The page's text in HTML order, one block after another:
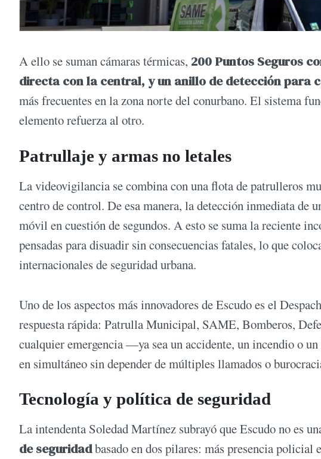
A ello se suman cámaras térmicas, 200 Puntos Seguros
directa con la central, y un anillo de detección para
más frecuentes en la zona norte del conurbano. El sistema
elemento refuerza al otro.
Patrullaje y armas no letales
La videovigilancia se combina con una flota de patrulleros
centro de control. De esa manera, la detección inmediata de
móvil en cuestión de segundos. A esto se suma la reciente
pensadas para disuadir sin consecuencias fatales, lo que
internacionales de seguridad urbana.
Uno de los aspectos más innovadores de Escudo es el
respuesta rápida: Patrulla Municipal, SAME, Bomberos,
cualquier emergencia —ya sea un accidente, un incendio o
en simultáneo sin depender de múltiples llamados o
Tecnología y política de seguridad
La intendenta Soledad Martínez subrayó que Escudo no es
de seguridadbasado en dos pilares: más presencia